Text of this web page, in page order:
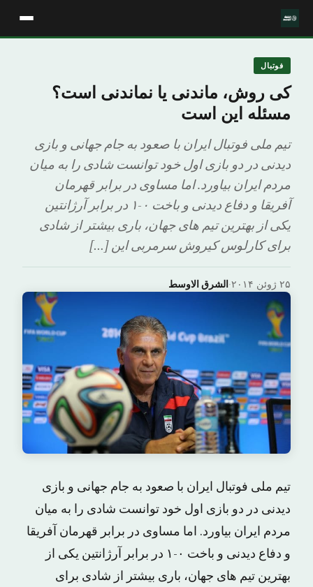
فوتبال
کی روش، ماندنی یا نماندنی است؟
مسئله این است
تیم ملی فوتبال ایران با صعود به جام جهانی و بازی
دیدنی در دو بازی اول خود توانست شادی را به میان
مردم ایران بیاورد. اما مساوی در برابر قهرمان
آفریقا و دفاع دیدنی و باخت ۰-۱ در برابر آرژانتین
یکی از بهترین تیم های جهان، باری بیشتر از شادی
برای کارلوس کی‎روش سرمربی این […]
الشرق الاوسط· ۲۵ ژوئن ۲۰۱۴
تیم ملی فوتبال ایران با صعود به جام جهانی و بازی
دیدنی در دو بازی اول خود توانست شادی را به میان
مردم ایران بیاورد. اما مساوی در برابر قهرمان آفریقا
و دفاع دیدنی و باخت ۰-۱ در برابر آرژانتین یکی از
بهترین تیم های جهان، باری بیشتر از شادی برای